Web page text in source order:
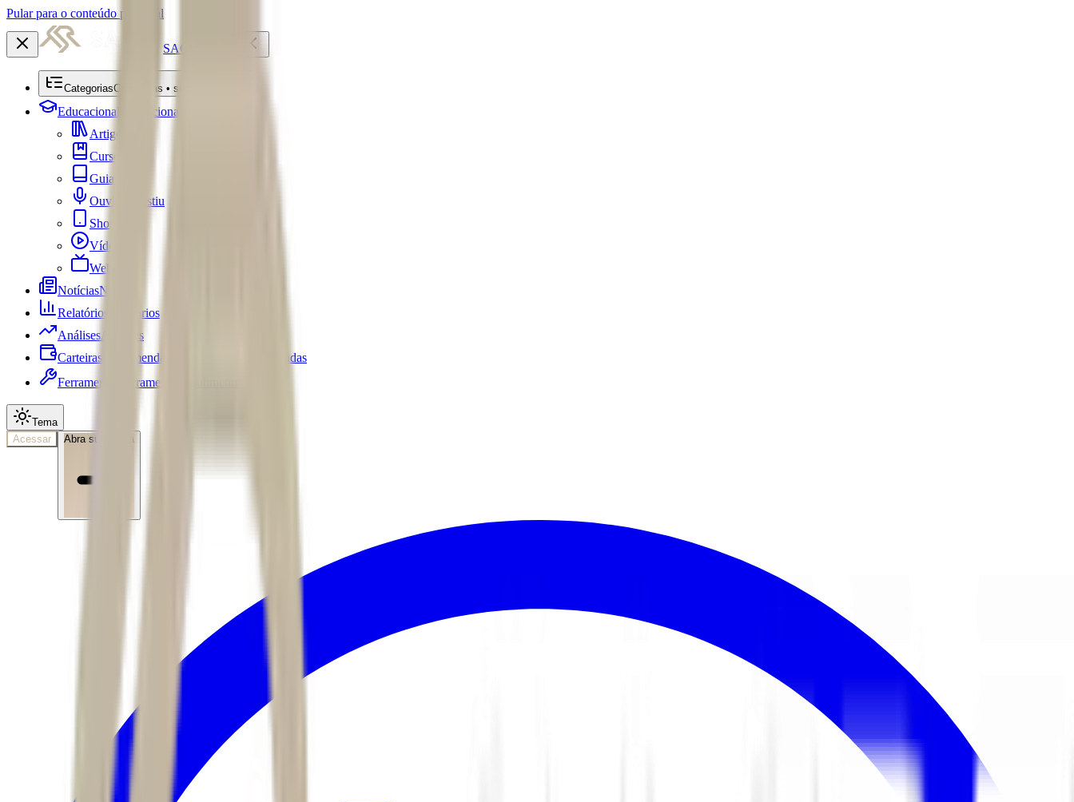
Pular para o conteúdo principal
SACRE
CategoriasCategorias • submenu
Educacional
Educacional
Artigos
Cursos
Guias
Ouviu Investiu
Shorts
Vídeos
Webséries
NotíciasNotícias
Relatórios
Relatórios
Análises Análises
Carteiras Recomendadas
Carteiras Recomendadas
Ferramentas
Ferramentas • submenu
Tema
Acessar
Abra sua conta